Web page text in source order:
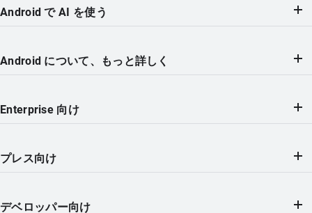
Android で AI を使う
Android について、もっと詳しく
Enterprise 向け
プレス向け
デベロッパー向け